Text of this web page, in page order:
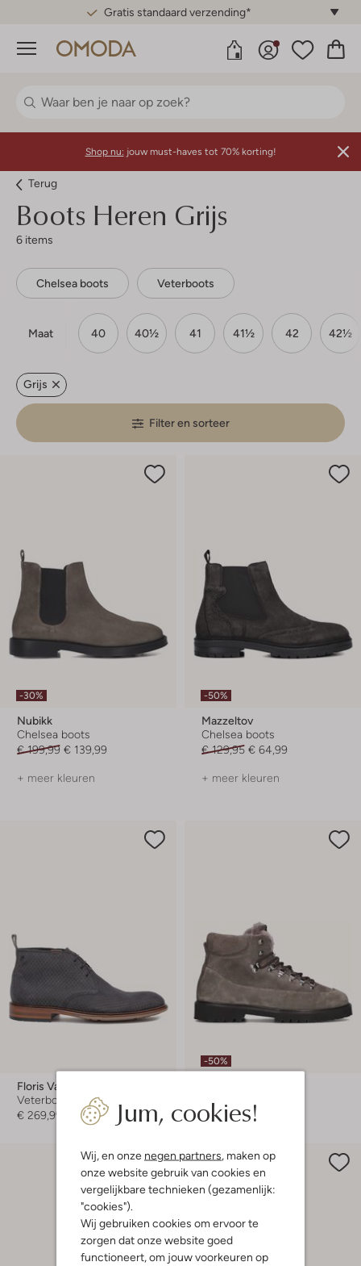
Gratis standaard verzending*
Menu
Jum, cookies!
Wij, en onze negen partners , maken op
onze website gebruik van cookies en
vergelijkbare technieken (gezamenlijk:
"cookies").
Wij gebruiken cookies om ervoor te
zorgen dat onze website goed
functioneert, om jouw voorkeuren op
Shop nu: jouw must-haves tot 70% korting!
Terug
Boots Heren Grijs
6 items
Chelsea boots Veterboots
Maat 40 40½ 41 41½ 42 42½
Grijs
Filter en sorteer
-30%
Nubikk
Chelsea boots
€ 199,99 € 139,99
+ meer kleuren
-50%
Mazzeltov
Chelsea boots
€ 129,95 € 64,99
+ meer kleuren
Floris Van Bommel
Veterboots
€ 269,99
-50%
€ 279,99 € 139,99